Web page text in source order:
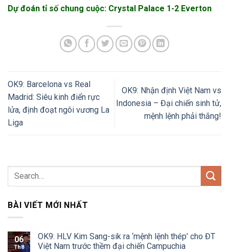
Dự đoán tỉ số chung cuộc: Crystal Palace 1-2 Everton
OK9: Barcelona vs Real
Madrid: Siêu kinh điển rực
lửa, định đoạt ngôi vương La
Liga
OK9: Nhận định Việt Nam vs
Indonesia – Đại chiến sinh tử,
mệnh lệnh phải thắng!
BÀI VIẾT MỚI NHẤT
06
Th8
OK9: HLV Kim Sang-sik ra ‘mệnh lệnh thép’ cho ĐT
Việt Nam trước thềm đại chiến Campuchia